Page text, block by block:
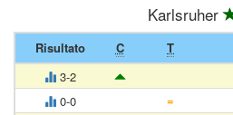
Karlsruher
Risultato C T
3-2
0-0
=